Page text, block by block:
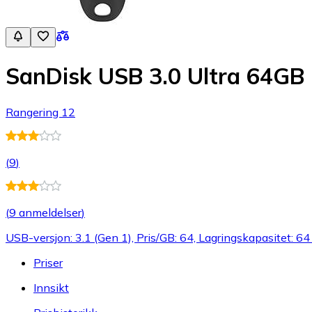
SanDisk USB 3.0 Ultra 64GB
Rangering 12
(9)
(9 anmeldelser)
USB-versjon: 3.1 (Gen 1), Pris/GB: 64, Lagringskapasitet: 64
Priser
Innsikt